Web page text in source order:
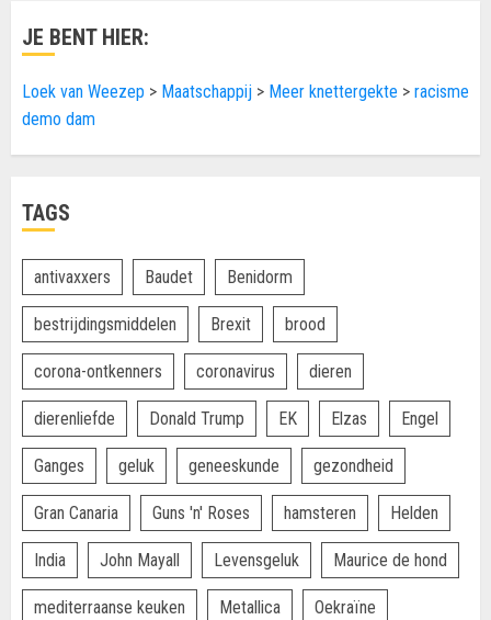
JE BENT HIER:
Loek van Weezep > Maatschappij > Meer knettergekte > racisme
demo dam
TAGS
antivaxxers Baudet Benidorm
bestrijdingsmiddelen Brexit brood
corona-ontkenners coronavirus dieren
dierenliefde Donald Trump EK Elzas Engel
Ganges geluk geneeskunde gezondheid
Gran Canaria Guns 'n' Roses hamsteren Helden
India John Mayall Levensgeluk Maurice de hond
mediterraanse keuken Metallica Oekraïne